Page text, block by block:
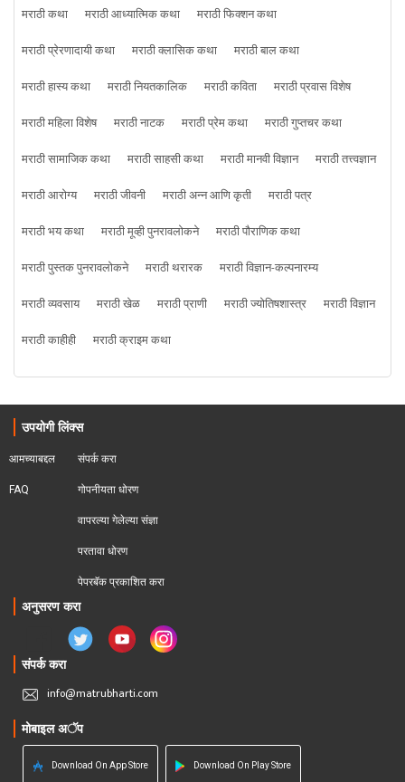
मराठी कथा मराठी आध्यात्मिक कथा
मराठी फिक्शन कथा
मराठी प्रेरणादायी कथा
मराठी क्लासिक कथा
मराठी बाल कथा
मराठी हास्य कथा
मराठी नियतकालिक मराठी कविता
मराठी प्रवास विशेष
मराठी महिला विशेष
मराठी नाटक मराठी प्रेम कथा
मराठी गुप्तचर कथा
मराठी सामाजिक कथा
मराठी साहसी कथा मराठी मानवी विज्ञान
मराठी तत्त्वज्ञान
मराठी आरोग्य
मराठी जीवनी मराठी अन्न आणि कृती
मराठी पत्र
मराठी भय कथा
मराठी मूव्ही पुनरावलोकने
मराठी पौराणिक कथा
मराठी पुस्तक पुनरावलोकने
मराठी थरारक
मराठी विज्ञान-कल्पनारम्य
मराठी व्यवसाय
मराठी खेळ मराठी प्राणी मराठी ज्योतिषशास्त्र
मराठी विज्ञान
मराठी काहीही
मराठी क्राइम कथा
उपयोगी लिंक्स
आमच्याबद्दल
FAQ
संपर्क करा
गोपनीयता धोरण
वापरल्या गेलेल्या संज्ञा
परतावा धोरण
पेपरबॅक प्रकाशित करा
अनुसरण करा
संपर्क करा
info@matrubharti.com
मोबाइल अॅप
Download On App Store Download On Play Store